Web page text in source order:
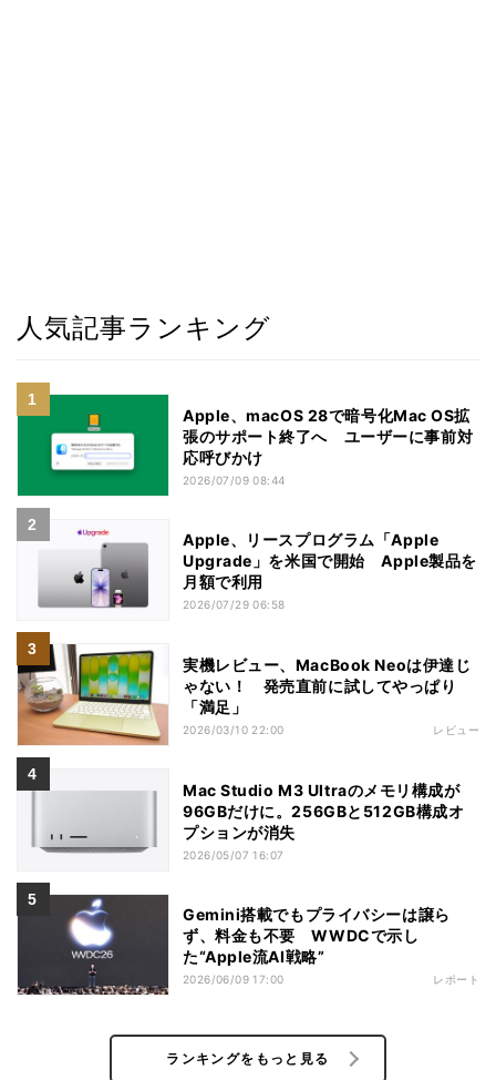
人気記事ランキング
Apple、macOS 28で暗号化Mac OS拡
張のサポート終了へ ユーザーに事前対
応呼びかけ
2026/07/09 08:44
Apple、リースプログラム「Apple
Upgrade」を米国で開始 Apple製品を
月額で利用
2026/07/29 06:58
実機レビュー、MacBook Neoは伊達じ
ゃない！ 発売直前に試してやっぱり
「満足」
2026/03/10 22:00 レビュー
Mac Studio M3 Ultraのメモリ構成が
96GBだけに。256GBと512GB構成オ
プションが消失
2026/05/07 16:07
Gemini搭載でもプライバシーは譲ら
ず、料金も不要 WWDCで示し
た“Apple流AI戦略”
2026/06/09 17:00 レポート
ランキングをもっと見る